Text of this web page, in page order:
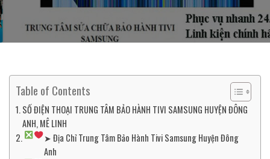
Table of Contents
SỐ ĐIỆN THOẠI TRUNG TÂM BẢO HÀNH TIVI SAMSUNG HUYỆN ĐÔNG
ANH, MÊ LINH
➤ Địa Chỉ Trung Tâm Bảo Hành Tivi Samsung Huyện Đông
Anh